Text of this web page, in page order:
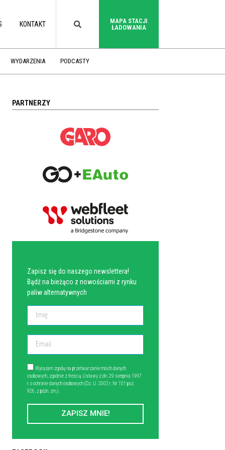
KONTAKT
MAPA STACJI
ŁADOWANIA
WYDARZENIA PODCASTY
PARTNERZY
Zapisz się do naszego newslettera!
Bądź na bieżąco z nowościami z rynku
paliw alternatywnych
Wyrażam zgodę na przetwarzanie moich danych
osobowych, zgodnie z treścią Ustawy z dn. 29 sierpnia 1997
r. o ochronie danych osobowych (Dz. U. 2002 r. Nr 101 poz.
926, z późn. zm.).
ZAPISZ MNIE!